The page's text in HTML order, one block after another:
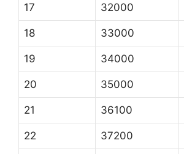
17 32000
18 33000
19 34000
20 35000
21 36100
22 37200